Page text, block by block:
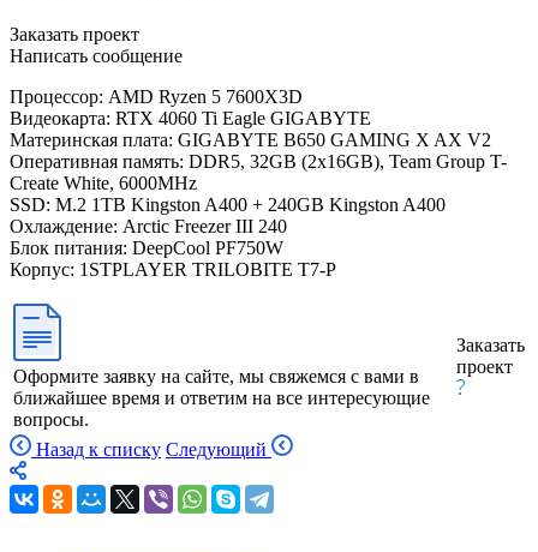
Заказать проект
Написать сообщение
Процессор: AMD Ryzen 5 7600X3D
Видеокарта: RTX 4060 Ti Eagle GIGABYTE
Материнская плата: GIGABYTE B650 GAMING X AX V2
Оперативная память: DDR5, 32GB (2x16GB), Team Group T-
Create White, 6000MHz
SSD: M.2 1TB Kingston A400 + 240GB Kingston A400
Охлаждение: Arctic Freezer III 240
Блок питания: DeepCool PF750W
Корпус: 1STPLAYER TRILOBITE T7-P
Оформите заявку на сайте, мы свяжемся с вами в
ближайшее время и ответим на все интересующие
вопросы.
Заказать
проект
Назад к списку Следующий